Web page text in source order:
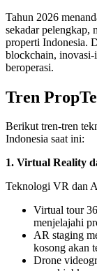
Tahun 2026
sekadar pelengkap,
properti Indonesia.
blockchain, inovasi-
beroperasi.
Tren
Berikut tren-tren
Indonesia saat ini:
1. Virtual Reality
Teknologi VR dan
Virtual tour
menjelajahi
AR staging
kosong akan
Drone